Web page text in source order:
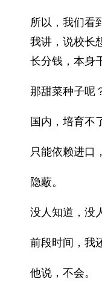
所以，我们看
我讲，说校长
长分钱，本身
那甜菜种子呢
国内，培育不
只能依赖进口
隐蔽。
没人知道，没
前段时间，我
他说，不会。